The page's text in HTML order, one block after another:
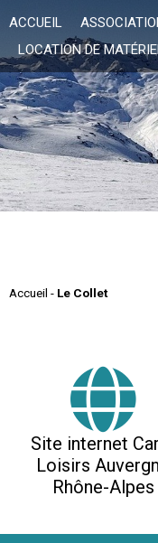
ACCUEIL
LOCATION DE
Accueil - Le Collet
Site internet
Loisirs
Rhône-Alpes